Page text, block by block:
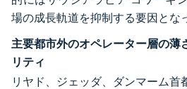
場の成長軌道を抑制する要因とな
主要都市外のオペレーター層の薄
リティ
リヤド、ジェッダ、ダンマーム首